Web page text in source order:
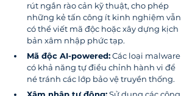
rút ngắn rào cản kỹ thuật, cho phép
những kẻ tấn công ít kinh nghiệm vẫn
có thể viết mã độc hoặc xây dựng kịch
bản xâm nhập phức tạp.
Mã độc AI-powered: Các loại malware
có khả năng tự điều chỉnh hành vi để
né tránh các lớp bảo vệ truyền thống.